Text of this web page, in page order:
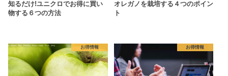
知るだけ!ユニクロでお得に買い
物する６つの方法
オレガノを栽培する４つのポイン
ト
お得情報 お得情報